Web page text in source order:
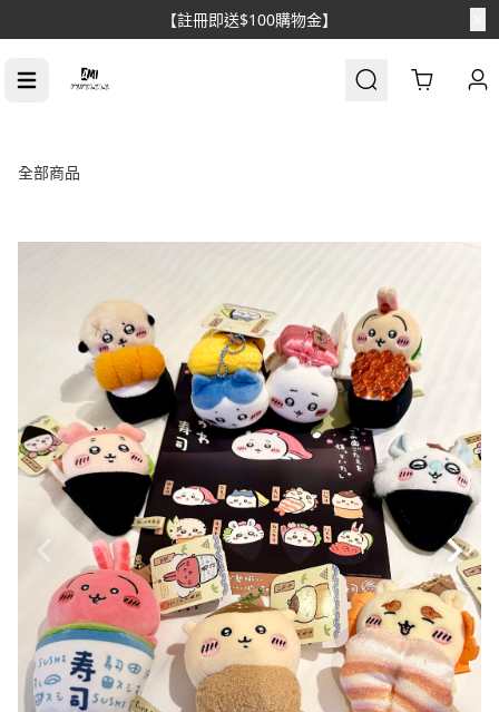
【註冊即送$100購物金】
Cart
全部商品